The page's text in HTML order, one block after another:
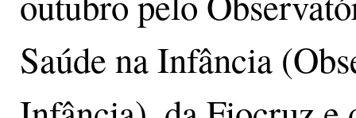
Saúde na Infância